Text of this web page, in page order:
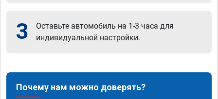
3
Оставьте автомобиль на 1-3 часа для
индивидуальной настройки.
Почему нам можно доверять?